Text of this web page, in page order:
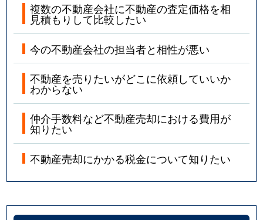
複数の不動産会社に不動産の査定価格を相
見積もりして比較したい
今の不動産会社の担当者と相性が悪い
不動産を売りたいがどこに依頼していいか
わからない
仲介手数料など不動産売却における費用が
知りたい
不動産売却にかかる税金について知りたい